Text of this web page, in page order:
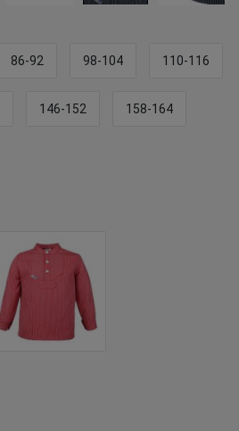
86-92 98-104 110-116
146-152 158-164